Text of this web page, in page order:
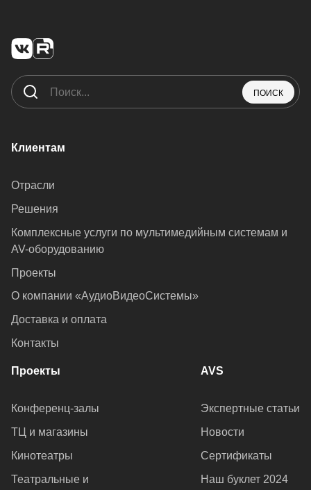
ПОИСК
Клиентам
Отрасли
Решения
Комплексные услуги по мультимедийным системам и
AV-оборудованию
Проекты
О компании «АудиоВидеоСистемы»
Доставка и оплата
Контакты
Проекты
Конференц-залы
ТЦ и магазины
Кинотеатры
Театральные и
AVS
Экспертные статьи
Новости
Сертификаты
Наш буклет 2024